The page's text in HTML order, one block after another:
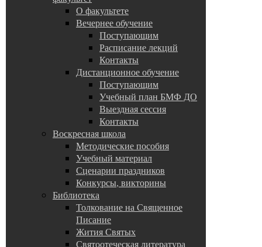
О факультете
Вечернее обучение
Поступающим
Расписание лекций
Контакты
Дистанционное обучение
Поступающим
Учебный план БМФ ДО
Выездная сессия
Контакты
Воскресная школа
Методические пособия
Учебный материал
Сценарии праздников
Конкурсы, викторины
Библиотека
Толкование на Священное
Писание
Жития Святых
Святоотеческая литература